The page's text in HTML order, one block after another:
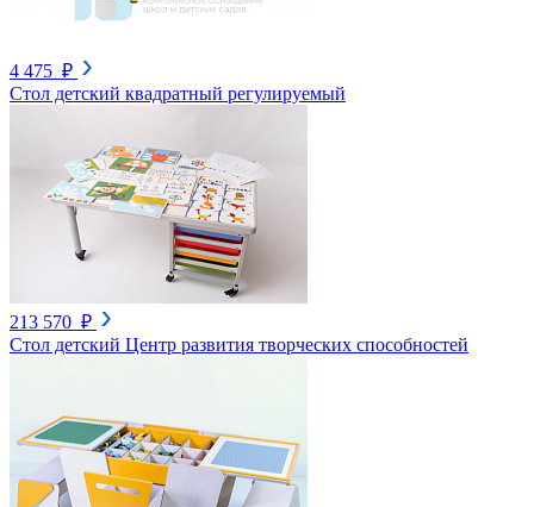
4 475 ₽
Стол детский квадратный регулируемый
213 570 ₽
Стол детский Центр развития творческих способностей